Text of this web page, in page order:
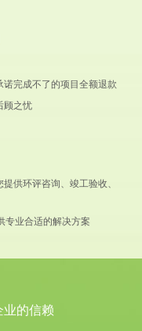
完成不了的项目全额退款
顾之忧
供环评咨询、竣工验收、
专业合适的解决方案
业的信赖